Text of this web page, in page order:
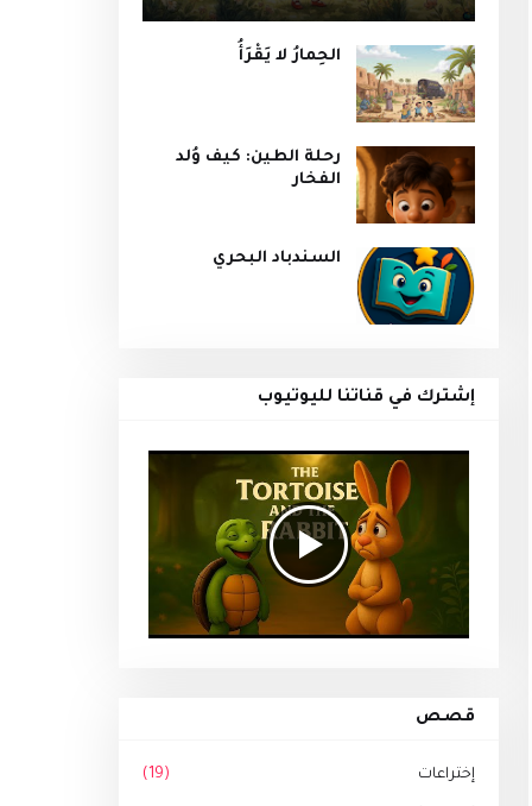
الحِمارُ لا يَقْرَأُ
رحلة الطين: كيف وُلد
الفخار
السندباد البحري
إشترك في قناتنا لليوتيوب
قصص
إختراعات (19)